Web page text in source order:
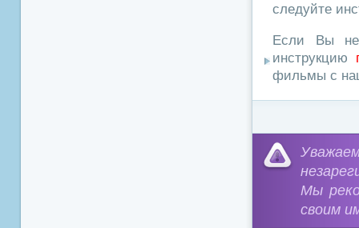
следуйте
Если Вы не
инструкцию
фильмы с
Мы
своим